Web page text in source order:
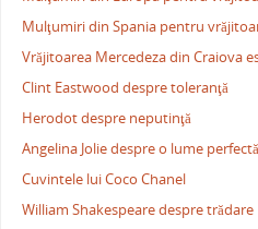
Mulţumiri din Spania pentru
Vrăjitoarea Mercedeza din Craiova
Clint Eastwood despre toleranţă
Herodot despre neputinţă
Angelina Jolie despre o lume perfectă
Cuvintele lui Coco Chanel
William Shakespeare despre trădare